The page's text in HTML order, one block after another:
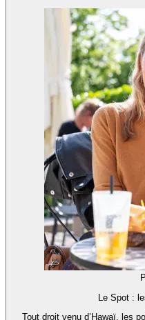
Le Spot :
Tout droit venu d’Hawaï, les